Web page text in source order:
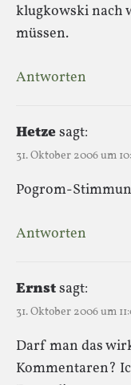
klugkowski nach
müssen.
Antworten
Hetzesagt:
31. Oktober 2006 um
Pogrom-
Antworten
Ernstsagt:
31. Oktober 2006 um
Darf man das
Kommentaren?